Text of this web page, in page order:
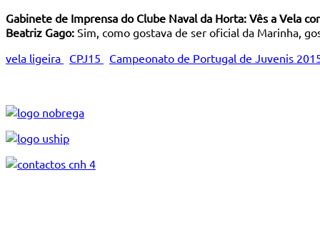
Gabinete de Imprensa do Clube Naval da Horta: Vês a Vela
Beatriz Gago: Sim, como gostava de ser oficial da Marinha,
vela ligeira
CPJ15 Campeonato de Portugal de Juvenis